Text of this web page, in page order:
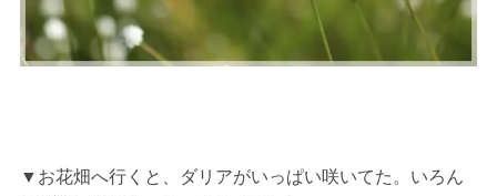
▼お花畑へ行くと、ダリアがいっぱい咲いてた。いろん